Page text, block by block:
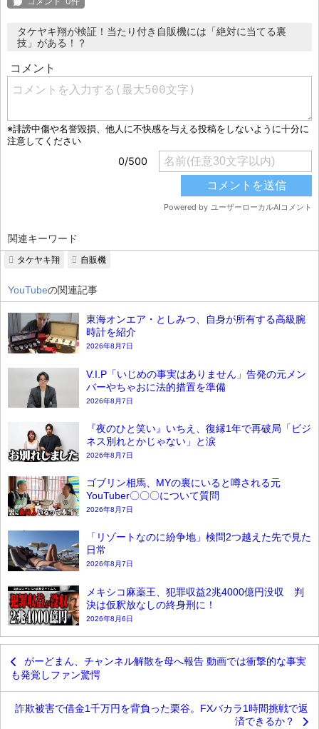
タケヤキ翔が検証！当たり付き自販機には「絶対に当てる裏
技」がある！？
関連キーワード
タケヤキ翔 自販機
YouTubeの関連記事
東海オンエア・としみつ、自身が所有する高級腕
時計を紹介
2026年8月7日
V.I.P「いじめの事実はありません」告発の元メン
バーやちゃおに法的措置を準備
2026年8月7日
『夜のひと笑い』いちえ、復縁1年で再破局「ビジ
ネス別れとかじゃない」と涙
2026年8月7日
ゴブリン相馬、MYの裏にいると噂される元
YouTuber〇〇〇について質問
2026年8月7日
「リゾートなのに紛争地」検問2つ越えた先で見た
日常
2026年8月7日
メキシコ麻薬王、犯罪収益2兆4000億円没収 判
決は仮釈放なしの終身刑に！
2026年8月6日
がーどまん、チャンネル解散を母へ報告 動画では衝撃的な事実
も発覚しファン驚愕
詐欺被害で借金1千万円を背負った栗谷。FXバカラ1時間挑戦で返
済できるか？